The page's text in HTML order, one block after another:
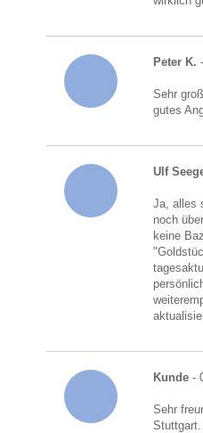
Peter K.
Sehr
gutes
Ulf
Ja, alles
noch
keine
Kunde -
Sehr